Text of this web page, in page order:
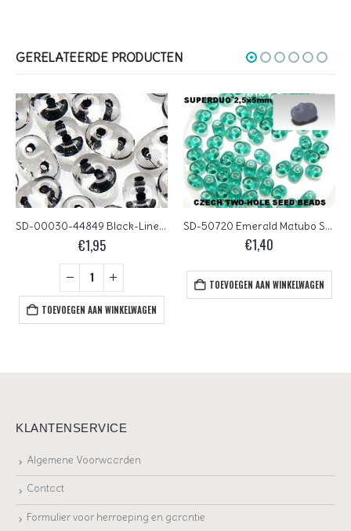
GERELATEERDE PRODUCTEN
€1,95
TOEVOEGEN AAN WINKELWAGEN
€1,40
TOEVOEGEN AAN WINKELWAGEN
KLANTENSERVICE
Algemene Voorwaarden
Contact
Formulier voor herroeping en garantie